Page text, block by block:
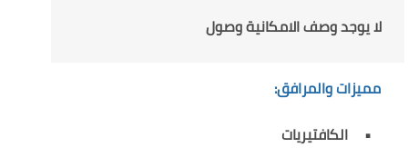
لا يوجد وصف الامكانية وصول
مميزات والمرافق:
الكافتيريات